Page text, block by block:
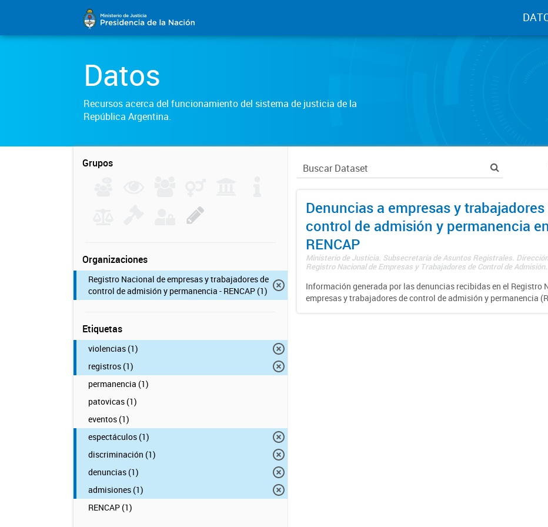
Datos
Recursos acerca del funcionamiento del sistema de justicia de la
República Argentina.
Grupos
Organizaciones
Registro Nacional de empresas y trabajadores de
control de admisión y permanencia - RENCAP (1)
Etiquetas
violencias (1)
registros (1)
permanencia (1)
patovicas (1)
eventos (1)
espectáculos (1)
discriminación (1)
denuncias (1)
admisiones (1)
RENCAP (1)
Denuncias a empresas y trabajadores
control de admisión y permanencia
RENCAP
Ministerio de Justicia. Subsecretaría de Asuntos Registrales.
Registro Nacional de Empresas y Trabajadores de Control de
Información generada por las denuncias recibidas en el Registro
empresas y trabajadores de control de admisión y permanencia